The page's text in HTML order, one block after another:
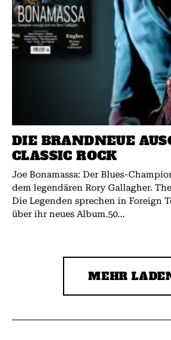
DIE BRANDNEUE
CLASSIC ROCK
Joe Bonamassa: Der Blues-
dem legendären Rory Gallagher. The Rolling Stones:
Die Legenden sprechen in Foreign
über ihr neues Album.50...
MEHR